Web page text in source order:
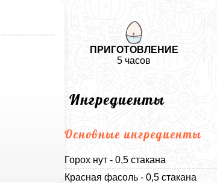
ПРИГОТОВЛЕНИЕ
5 часов
Ингредиенты
Основные ингредиенты
Горох нут - 0,5 стакана
Красная фасоль - 0,5 стакана